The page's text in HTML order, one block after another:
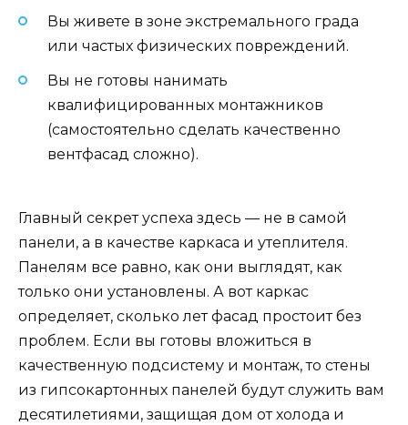
Вы живете в зоне экстремального града
или частых физических повреждений.
Вы не готовы нанимать
квалифицированных монтажников
(самостоятельно сделать качественно
вентфасад сложно).
Главный секрет успеха здесь — не в самой
панели, а в качестве каркаса и утеплителя.
Панелям все равно, как они выглядят, как
только они установлены. А вот каркас
определяет, сколько лет фасад простоит без
проблем. Если вы готовы вложиться в
качественную подсистему и монтаж, то стены
из гипсокартонных панелей будут служить вам
десятилетиями, защищая дом от холода и